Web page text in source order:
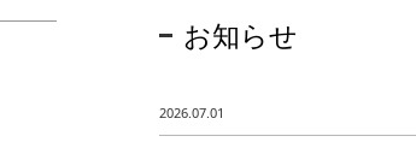
お知らせ
2026.07.01